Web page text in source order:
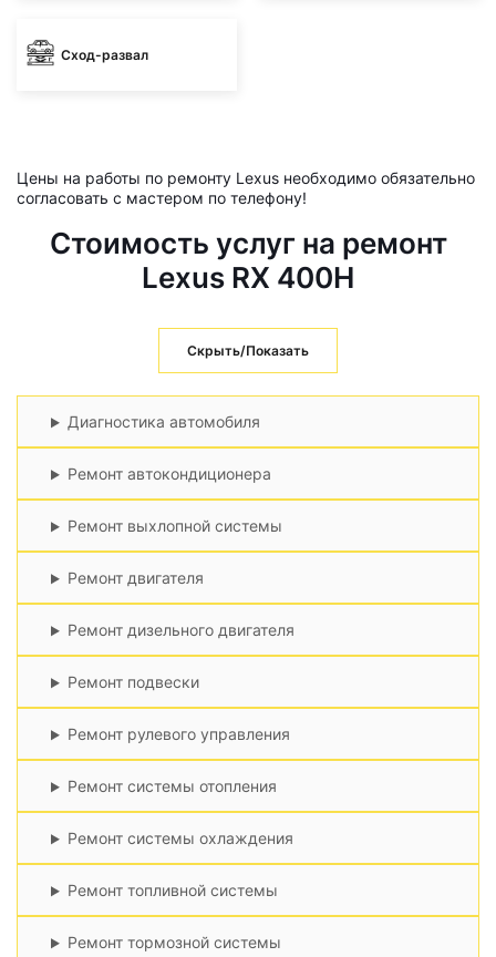
Сход-развал
Цены на работы по ремонту Lexus необходимо обязательно
согласовать с мастером по телефону!
Стоимость услуг на ремонт
Lexus RX 400H
Скрыть/Показать
Диагностика автомобиля
Ремонт автокондиционера
Ремонт выхлопной системы
Ремонт двигателя
Ремонт дизельного двигателя
Ремонт подвески
Ремонт рулевого управления
Ремонт системы отопления
Ремонт системы охлаждения
Ремонт топливной системы
Ремонт тормозной системы